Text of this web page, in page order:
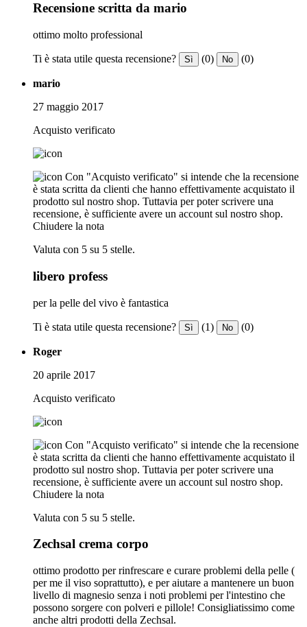
Recensione scritta da mario
ottimo molto professional
Ti è stata utile questa recensione? Sì (0) No (0)
mario
27 maggio 2017
Acquisto verificato
Con "Acquisto verificato" si intende che la recensione
è stata scritta da clienti che hanno effettivamente acquistato il
prodotto sul nostro shop. Tuttavia per poter scrivere una
recensione, è sufficiente avere un account sul nostro shop.
Chiudere la nota
Valuta con 5 su 5 stelle.
libero profess
per la pelle del vivo è fantastica
Ti è stata utile questa recensione? Sì (1) No (0)
Roger
20 aprile 2017
Acquisto verificato
Con "Acquisto verificato" si intende che la recensione
è stata scritta da clienti che hanno effettivamente acquistato il
prodotto sul nostro shop. Tuttavia per poter scrivere una
recensione, è sufficiente avere un account sul nostro shop.
Chiudere la nota
Valuta con 5 su 5 stelle.
Zechsal crema corpo
ottimo prodotto per rinfrescare e curare problemi della pelle (
per me il viso soprattutto), e per aiutare a mantenere un buon
livello di magnesio senza i noti problemi per l'intestino che
possono sorgere con polveri e pillole! Consigliatissimo come
anche altri prodotti della Zechsal.